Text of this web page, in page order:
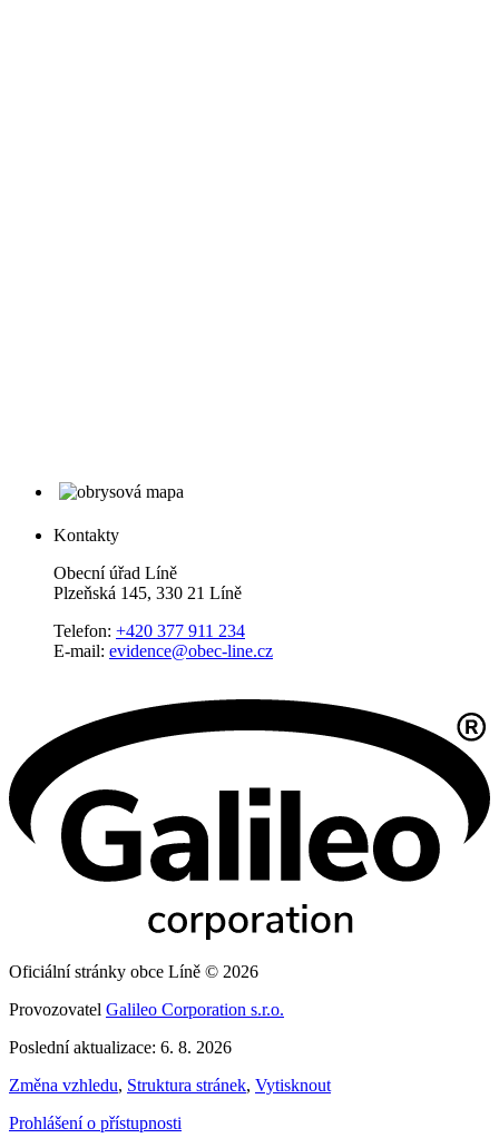
Kontakty
Obecní úřad Líně
Plzeňská 145, 330 21 Líně
Telefon: +420 377 911 234
E-mail: evidence@obec-line.cz
Oficiální stránky obce Líně © 2026
Provozovatel Galileo Corporation s.r.o.
Poslední aktualizace: 6. 8. 2026
Změna vzhledu, Struktura stránek, Vytisknout
Prohlášení o přístupnosti